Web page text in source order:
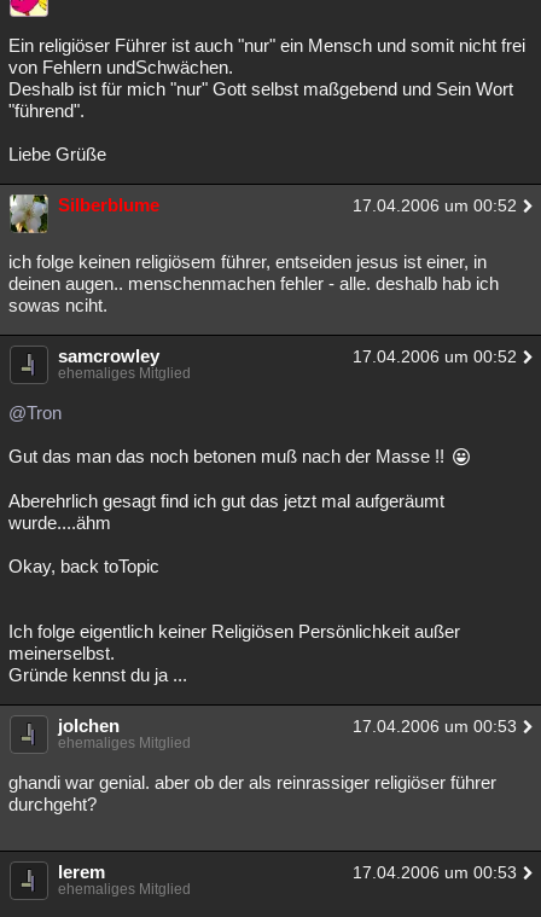
Ein religiöser Führer ist auch "nur" ein Mensch und somit nicht frei
von Fehlern undSchwächen.
Deshalb ist für mich "nur" Gott selbst maßgebend und Sein Wort
"führend".
Liebe Grüße
Silberblume 17.04.2006 um 00:52
ich folge keinen religiösem führer, entseiden jesus ist einer, in
deinen augen.. menschenmachen fehler - alle. deshalb hab ich
sowas nciht.
samcrowley 17.04.2006 um 00:52
ehemaliges Mitglied
@Tron
Gut das man das noch betonen muß nach der Masse !!
Aberehrlich gesagt find ich gut das jetzt mal aufgeräumt
wurde....ähm
Okay, back toTopic
Ich folge eigentlich keiner Religiösen Persönlichkeit außer
meinerselbst.
Gründe kennst du ja ...
jolchen 17.04.2006 um 00:53
ehemaliges Mitglied
ghandi war genial. aber ob der als reinrassiger religiöser führer
durchgeht?
lerem 17.04.2006 um 00:53
ehemaliges Mitglied